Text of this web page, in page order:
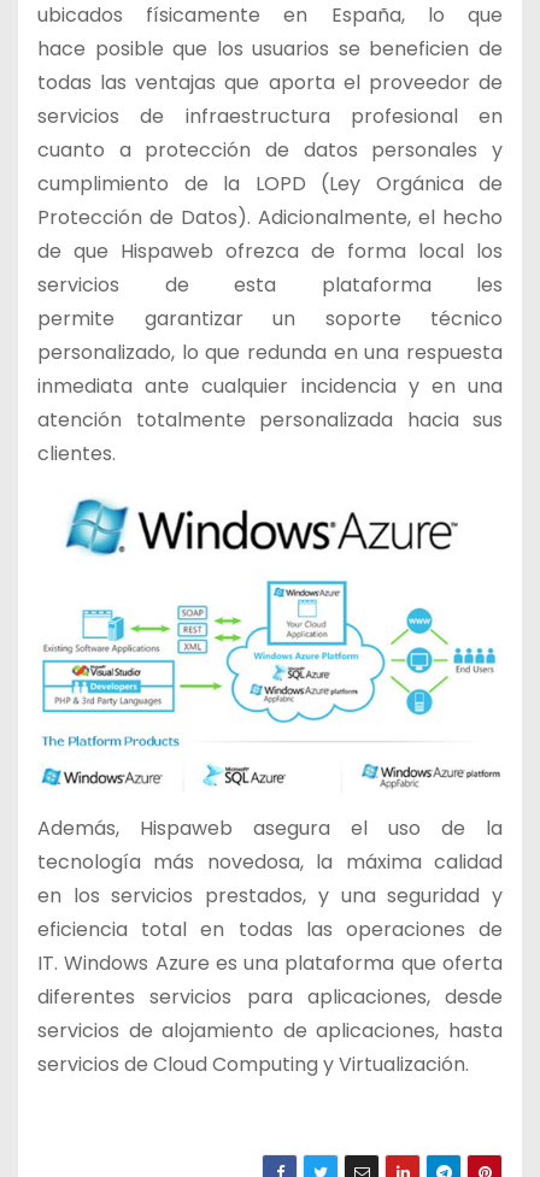
ubicados físicamente en España, lo que
hace posible que los usuarios se beneficien de
todas las ventajas que aporta el proveedor de
servicios de infraestructura profesional en
cuanto a protección de datos personales y
cumplimiento de la LOPD (Ley Orgánica de
Protección de Datos). Adicionalmente, el hecho
de que Hispaweb ofrezca de forma local los
servicios de esta plataforma les
permite garantizar un soporte técnico
personalizado, lo que redunda en una respuesta
inmediata ante cualquier incidencia y en una
atención totalmente personalizada hacia sus
clientes.
Además, Hispaweb asegura el uso de la
tecnología más novedosa, la máxima calidad
en los servicios prestados, y una seguridad y
eficiencia total en todas las operaciones de
IT. Windows Azure es una plataforma que oferta
diferentes servicios para aplicaciones, desde
servicios de alojamiento de aplicaciones, hasta
servicios de Cloud Computing y Virtualización.